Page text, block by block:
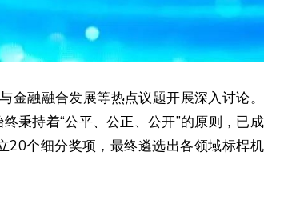
融融合发展等热点议题开展深入讨论。
秉持着“公平、公正、公开”的原则，已成
20个细分奖项，最终遴选出各领域标桿机